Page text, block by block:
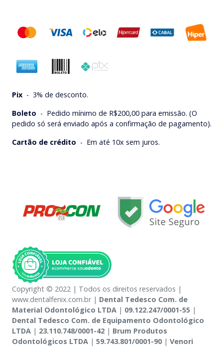
Pix - 3% de desconto.
Boleto - Pedido mínimo de R$200,00 para emissão. (O
pedido só será enviado após a confirmação de pagamento).
Cartão de crédito - Em até 10x sem juros.
Copyright © 2022 | Todos os direitos reservados |
www.dentalfenix.com.br | Dental Tedesco Com. de
Material Odontológico LTDA | 09.122.247/0001-55 |
Dental Tedesco Com. de Equipamento Odontológico
LTDA | 23.110.748/0001-42 | Brum Produtos
Odontológicos LTDA | 59.743.801/0001-90| Venori